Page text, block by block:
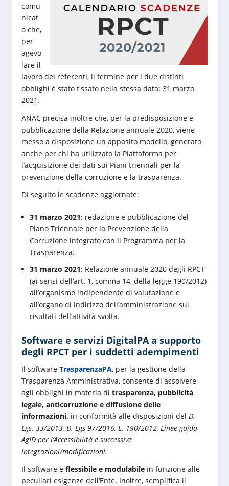
comu
nicat
o che,
per
agevo
lare il
lavoro dei referenti, il termine per i due distinti
obblighi è stato fissato nella stessa data: 31 marzo
2021.
ANAC precisa inoltre che, per la predisposizione e
pubblicazione della Relazione annuale 2020, viene
messo a disposizione un apposito modello, generato
anche per chi ha utilizzato la Piattaforma per
l’acquisizione dei dati sui Piani triennali per la
prevenzione della corruzione e la trasparenza.
Di seguito le scadenze aggiornate:
31 marzo 2021: redazione e pubblicazione del
Piano Triennale per la Prevenzione della
Corruzione integrato con il Programma per la
Trasparenza.
31 marzo 2021: Relazione annuale 2020 degli RPCT
(ai sensi dell’art. 1, comma 14, della legge 190/2012)
all’organismo indipendente di valutazione e
all’organo di indirizzo dell’amministrazione sui
risultati dell’attività svolta.
Software e servizi DigitalPA a supporto
degli RPCT per i suddetti adempimenti
Il softwareTrasparenzaPA, per la gestione della
Trasparenza Amministrativa, consente di assolvere
agli obblighi in materia ditrasparenza, pubblicità
legale, anticorruzione e diffusione delle
informazioni, in conformità alle disposizioni del D.
Lgs. 33/2013, D. Lgs 97/2016, L. 190/2012, Linee guida
AgID per l’Accessibilità e successive
integrazioni/modificazioni.
Il software èflessibile e modulabile in funzione alle
peculiari esigenze dell’Ente. Inoltre, semplifica il